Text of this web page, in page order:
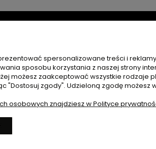
POMOC
spersonalizowane treści i
sposobu korzystania z naszej strony
możesz zaakceptować wszystkie rodzaje
zgody". Udzieloną zgodę
osobowych znajdziesz w Polityce